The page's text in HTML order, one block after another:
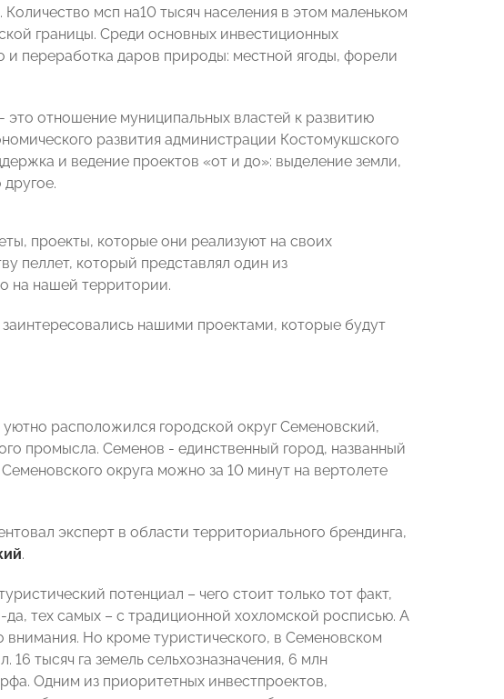
мсп на10 тысяч населения в этом маленьком
границы. Среди основных инвестиционных
переработка даров природы: местной ягоды, форели
отношение муниципальных властей к развитию
развития администрации Костомукшского
и ведение проектов «от и до»: выделение земли,
проекты, которые они реализуют на своих
пеллет, который представлял один из
на нашей территории.
нашими проектами, которые будут
расположился городской округ Семеновский,
промысла. Семенов - единственный город, названный
округа можно за 10 минут на вертолете
эксперт в области территориального брендинга,
.
потенциал – чего стоит только тот факт,
тех самых – с традиционной хохломской росписью. А
Но кроме туристического, в Семеновском
тысяч га земель сельхозназначения, 6 млн
Одним из приоритетных инвестпроектов,